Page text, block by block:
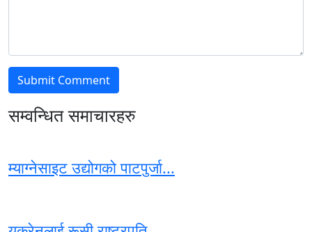
सम्वन्धित समाचारहरु
म्याग्नेसाइट उद्योगको पाटपुर्जा...